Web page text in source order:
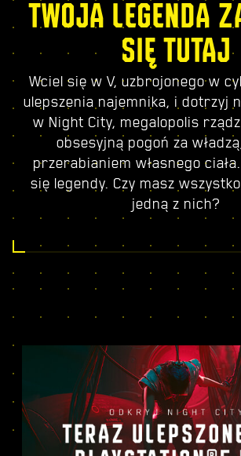
TWOJA LEGENDA
SIĘ TUTAJ
Wciel się w V, uzbrojonego w
ulepszenia najemnika, i dotrzyj
w Night City, megalopolis
obsesyjną pogoń za
przerabianiem własnego
się legendy. Czy masz
jedną z nich?